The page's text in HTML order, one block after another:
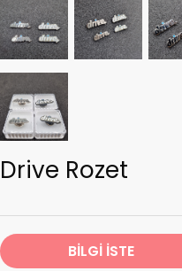
Drive Rozet
BİLGİ İSTE